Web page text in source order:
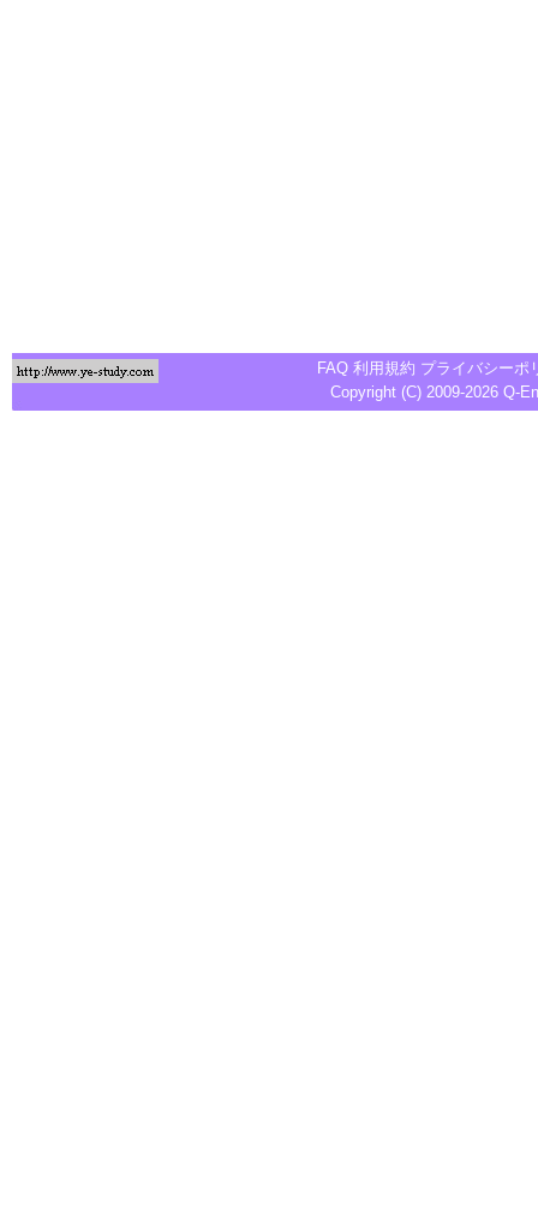
FAQ 利用規約 プライバシーポ
Copyright (C) 2009-2026 Q-